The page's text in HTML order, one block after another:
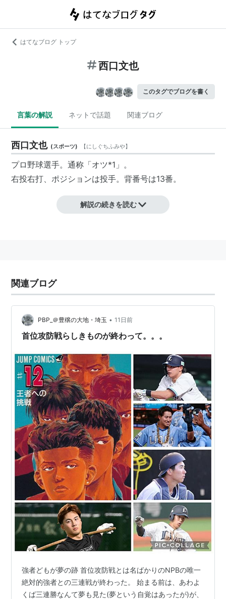
はてなブログ トップ
西口文也
このタグでブログを書く
言葉の解説 ネットで話題 関連ブログ
西口文也 (スポーツ) 【にしぐちふみや】
プロ野球選手。通称「オツ*1 」。
右投右打、ポジションは投手。背番号は13番。
1972年9月26日生まれ。和歌山県和歌山市出身。
9回2死までノーヒットノーランでありながら、記録達
成を三度逃している。そのうち一度は9回終了まで完全
試合であった。
ライオンズ一筋を標榜し、FA宣言をせずに残留。エース
2006年5月6日、福岡ソフトバンクホークス戦にて史上
46人目の1500奪三振を記録。*4
2015年、現役引退。
9回2死まで無安打無得点
日時 相手球団
2002年8
月26日
千葉ロッテマ
リーンズ
9回2死から小坂誠に被安打（2安
打1四球無失点）
2005年5
月13日
読売ジャイア
ンツ
9回2死から清水隆行に被本塁打
（1安打1四球1失点）
交
日時 相手球団 概要
解説の続きを読む
関連ブログ
PBP_＠豊穣の大地・埼玉 • 11日前
首位攻防戦らしきものが終わって。。。
強者どもが夢の跡 首位攻防戦とは名ばかりのNPBの唯一
絶対的強者との三連戦が終わった。 始まる前は、あわよ
くば三連勝なんて夢も見た(夢という自覚はあったが)が、